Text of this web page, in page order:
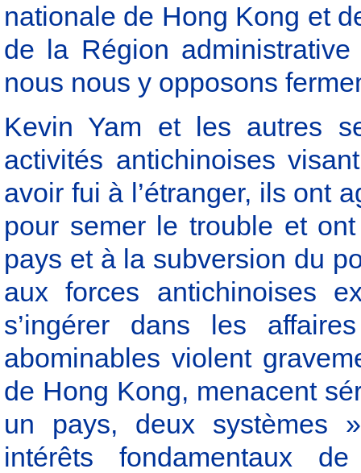
nationale de Hong Kong et
de la Région
nous nous y opposons
Kevin Yam et les autres
activités antichinoises
avoir fui à l’étranger, ils ont
pour semer le trouble et
pays et à la subversion du
aux forces antichinoises
s’ingérer dans les
abominables violent
de Hong Kong, menacent
un pays, deux systèmes
intérêts fondamentaux